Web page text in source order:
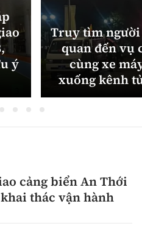
ý
Truy tìm
quan đến vụ
cùng xe
xuống kênh
cảng biển An Thới
thác vận hành